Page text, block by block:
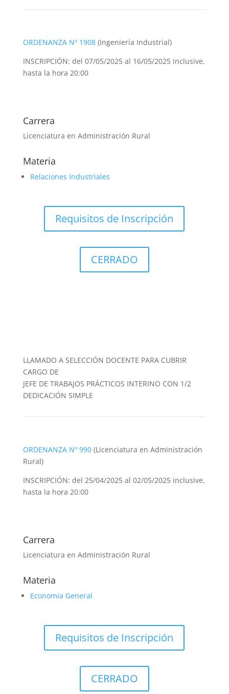
ORDENANZA Nº 1908(Ingeniería Industrial)
INSCRIPCIÓN: del 07/05/2025 al 16/05/2025 inclusive,
hasta la hora 20:00
Carrera
Licenciatura en Administración Rural
Materia
Relaciones Industriales
Requisitos de Inscripción
CERRADO
LLAMADO A SELECCIÓN DOCENTE PARA CUBRIR
CARGO DE
JEFE DE TRABAJOS PRÁCTICOS INTERINO CON 1/2
DEDICACIÓN SIMPLE
ORDENANZA Nº 990(Licenciatura en Administración
Rural)
INSCRIPCIÓN: del 25/04/2025 al 02/05/2025 inclusive,
hasta la hora 20:00
Carrera
Licenciatura en Administración Rural
Materia
Economía General
Requisitos de Inscripción
CERRADO